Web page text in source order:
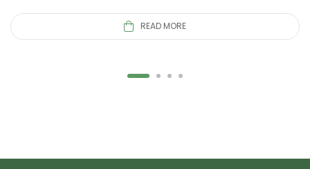
READ MORE